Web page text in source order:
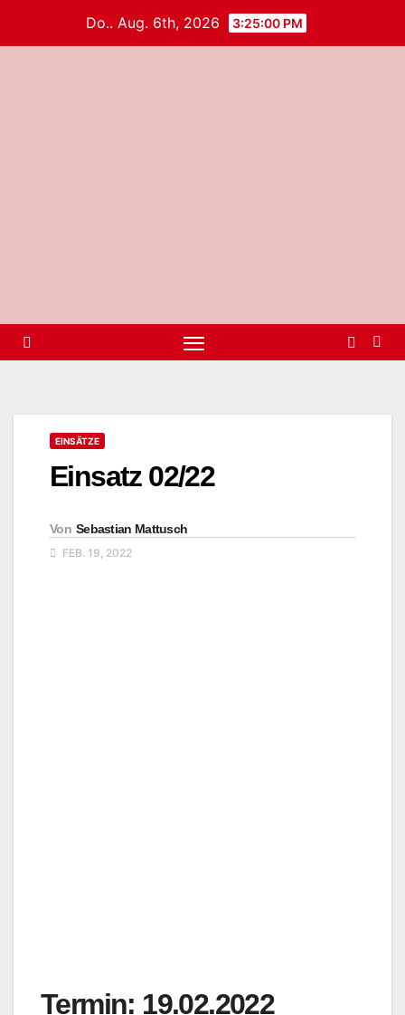
Do.. Aug. 6th, 2026 3:25:00 PM
EINSÄTZE
Einsatz 02/22
Von Sebastian Mattusch
FEB. 19, 2022
Termin: 19.02.2022